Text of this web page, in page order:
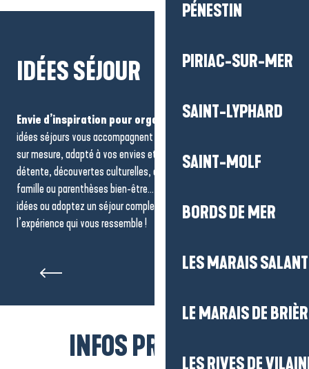
PÉNESTIN
PIRIAC-SUR-MER
SAINT-LYPHARD
SAINT-MOLF
BORDS DE MER
LES MARAIS
LE MARAIS DE
LES RIVES DE
IDÉES SÉJOUR
Envie d’inspiration pour organiser votre escapade ?Nos
idées séjours vous accompagnent dans la création d’un programme
sur mesure, adapté à vos envies et à votre rythme. Week-ends
détente, découvertes culturelles, aventures nature, moments en
famille ou parenthèses bien-être… laissez-vous guider, piochez des
idées ou adoptez un séjour complet : à vous de composer
l’expérience qui vous ressemble !
Une semaine au printemps en
INFOS PRATIQUES